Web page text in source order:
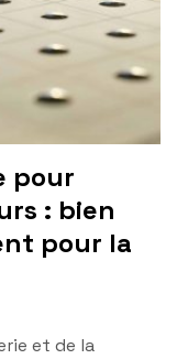
pour
: bien
pour la
et de la